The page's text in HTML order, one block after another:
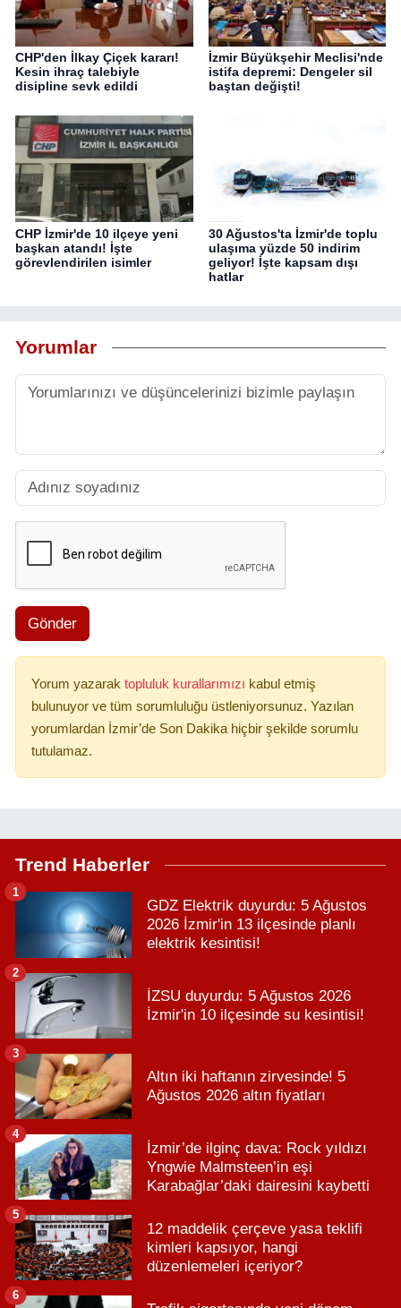
CHP'den İlkay Çiçek kararı!
Kesin ihraç talebiyle
disipline sevk edildi
İzmir Büyükşehir Meclisi'nde
istifa depremi: Dengeler sil
baştan değişti!
CHP İzmir'de 10 ilçeye yeni
başkan atandı! İşte
görevlendirilen isimler
30 Ağustos'ta İzmir'de toplu
ulaşıma yüzde 50 indirim
geliyor! İşte kapsam dışı
hatlar
Yorumlar
Gönder
Yorum yazarak topluluk kurallarımızı kabul etmiş
bulunuyor ve tüm sorumluluğu üstleniyorsunuz. Yazılan
yorumlardan İzmir’de Son Dakika hiçbir şekilde sorumlu
tutulamaz.
Trend Haberler
GDZ Elektrik duyurdu: 5 Ağustos
2026 İzmir'in 13 ilçesinde planlı
elektrik kesintisi!
1
İZSU duyurdu: 5 Ağustos 2026
İzmir'in 10 ilçesinde su kesintisi!
2
Altın iki haftanın zirvesinde! 5
Ağustos 2026 altın fiyatları
3
İzmir’de ilginç dava: Rock yıldızı
Yngwie Malmsteen’in eşi
Karabağlar’daki dairesini kaybetti
4
12 maddelik çerçeve yasa teklifi
kimleri kapsıyor, hangi
düzenlemeleri içeriyor?
5
6